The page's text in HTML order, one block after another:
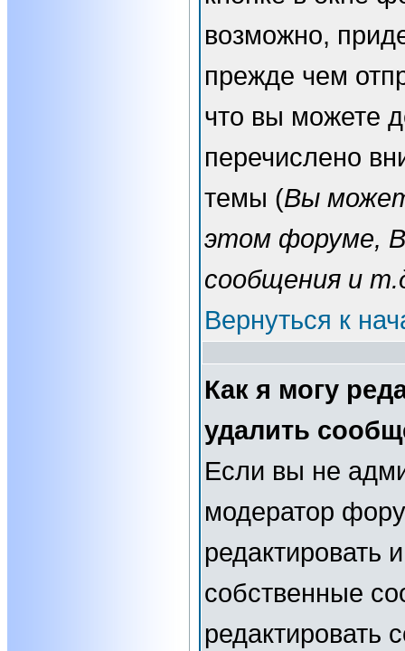
возможно,
прежде чем
что вы можете
перечислено
темы (Вы
этом форуме,
сообщения и
Вернуться к
Как я могу
удалить
Если вы не
модератор
редактировать
собственные
редактировать